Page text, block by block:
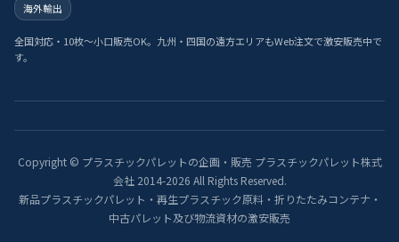
海外輸出
全国対応・10枚〜小口販売OK。九州・四国の遠方エリアもWeb注文で激安販売中で
す。
Copyright © プラスチックパレットの企画・販売 プラスチックパレット株式
会社 2014-2026 All Rights Reserved.
新品プラスチックパレット・再生プラスチック原料・折りたたみコンテナ・
中古パレット及び物流資材の激安販売